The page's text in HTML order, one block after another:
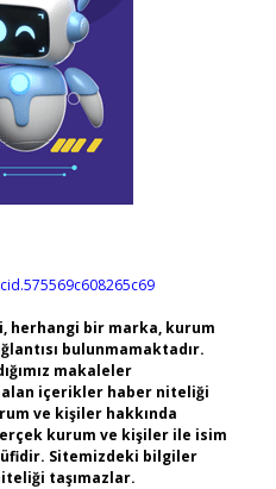
herhangi bir marka, kurum
bulunmamaktadır.
makaleler
alan içerikler haber niteliği
ve kişiler hakkında
kurum ve kişiler ile isim
Sitemizdeki bilgiler
taşımazlar.